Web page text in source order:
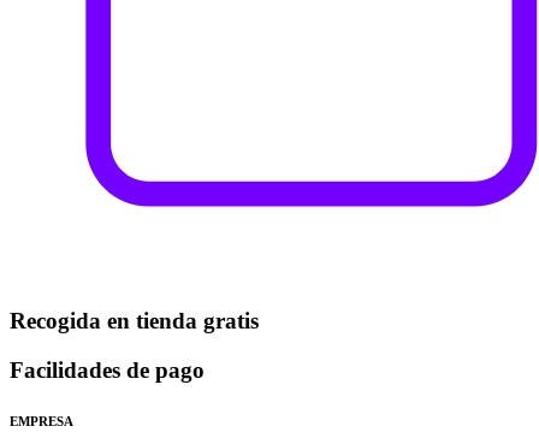
Recogida en tienda gratis
Facilidades de pago
EMPRESA